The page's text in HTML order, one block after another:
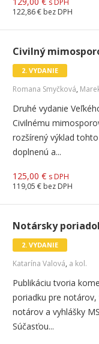
s DPH
122,86 € bez DPH
Civilný
2. VYDANIE
Romana Smyčková,
Druhé vydanie
Civilnému
rozšírený výklad
doplnenú a...
125,00 € s DPH
119,05 € bez DPH
Notársky
2. VYDANIE
Katarína Valová, a kol.
Publikáciu tvoria
poriadku pre notárov,
notárov a vyhlášky
Súčasťou...